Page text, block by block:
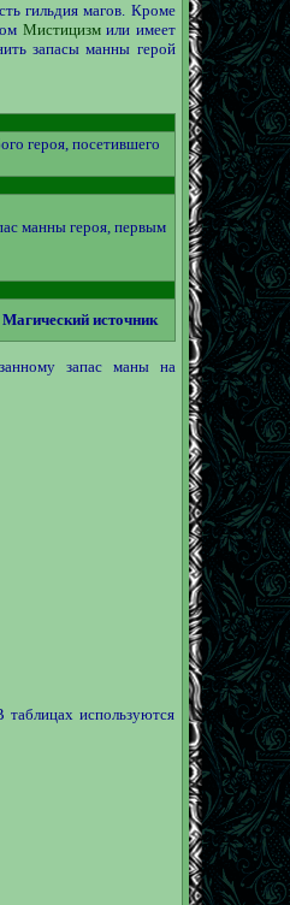
гильдия магов. Кроме
Мистицизмили имеет
запасы манны герой
героя, посетившего
манны героя, первым
Магический источник
запас маны на
используются